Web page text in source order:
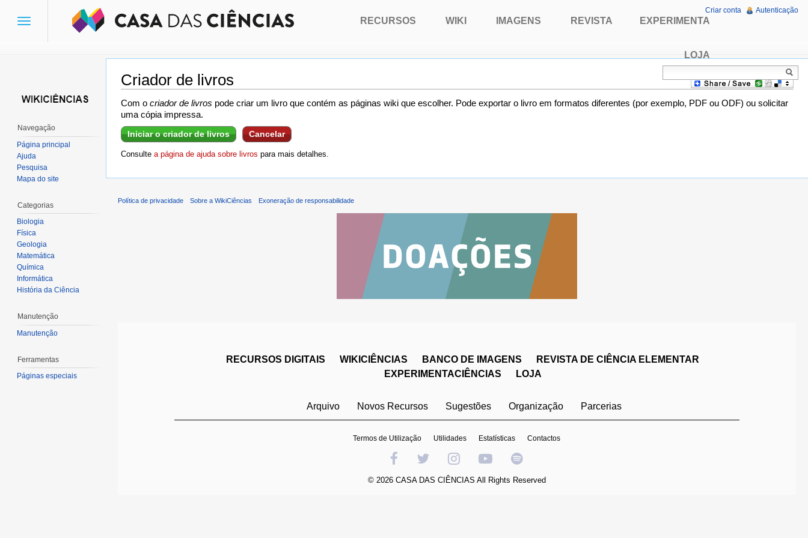
Criador de livros
Ir para:navegação,pesquisa
Com o criador de livros pode criar um livro que contém as páginas wiki que escolher. Pode exportar o livro em formatos diferentes (por exemplo, PDF ou ODF) ou solicitar
uma cópia impressa.
Iniciar o criador de livros Cancelar
Consulte a página de ajuda sobre livros para mais detalhes.
Toggle
RECURSOS WIKI IMAGENS REVISTA EXPERIMENTA
LOJA
Criar conta Autenticação
Navegação
Página principal
Ajuda
Pesquisa
Mapa do site
Categorias
Biologia
Física
Geologia
Matemática
Química
Informática
História da Ciência
Manutenção
Manutenção
Ferramentas
Páginas especiais
Política de privacidade Sobre a WikiCiências Exoneração de responsabilidade
RECURSOS DIGITAIS WIKICIÊNCIAS BANCO DE IMAGENS
REVISTA DE CIÊNCIA ELEMENTAR
EXPERIMENTACIÊNCIAS
LOJA
Arquivo Novos Recursos Sugestões Organização Parcerias
Termos de Utilização Utilidades Estatísticas Contactos
© 2026 CASA DAS CIÊNCIAS All Rights Reserved